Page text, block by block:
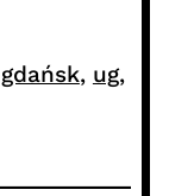
gdańsk, ug ,